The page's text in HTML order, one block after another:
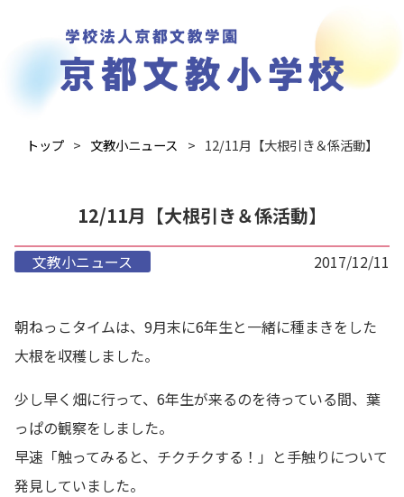
トップ 文教小ニュース 12/11月【大根引き＆係活動】
12/11月【大根引き＆係活動】
文教小ニュース 2017/12/11
朝ねっこタイムは、9月末に6年生と一緒に種まきをした
大根を収穫しました。
少し早く畑に行って、6年生が来るのを待っている間、葉
っぱの観察をしました。
早速「触ってみると、チクチクする！」と手触りについて
発見していました。